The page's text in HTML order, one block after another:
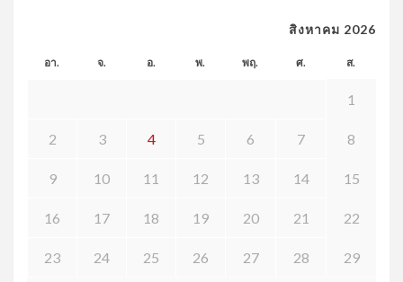
สิงหาคม 2026
อา. จ. อ. พ. พฤ. ศ. ส.
1
2 3 4 5 6 7 8
9 10 11 12 13 14 15
16 17 18 19 20 21 22
23 24 25 26 27 28 29